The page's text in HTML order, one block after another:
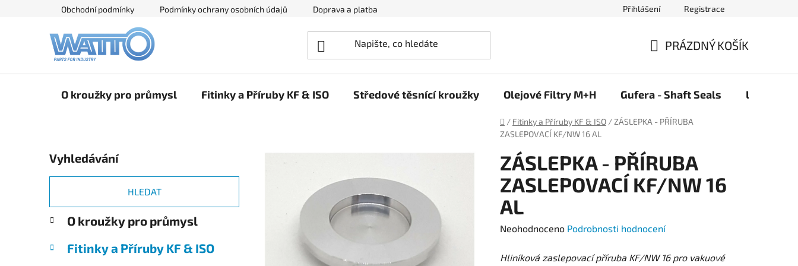
Obchodní podmínky Podmínky ochrany osobních údajů Doprava a platba Přihlášení Registrace
KOŠÍK
PRÁZDNÝ KOŠÍK
O kroužky pro průmysl Fitinky a Příruby KF & ISO Středové těsnící kroužky Olejové Filtry M+H Gufera - Shaft Seals Ložiska
Domů
/ Fitinky a Příruby KF & ISO / ZÁSLEPKA - PŘÍRUBA
ZASLEPOVACÍ KF/NW 16 AL
o
s
r
a
n
Vyhledávání
HLEDAT
kategorie
a
e
O kroužky pro průmysl
Fitinky a Příruby KF & ISO
ZÁSLEPKA - PŘÍRUBA
ZASLEPOVACÍ KF/NW 16
AL
Průměrné
produktu
Neohodnoceno Podrobnosti hodnocení
Hliníková zaslepovací příruba KF/NW 16 pro vakuové